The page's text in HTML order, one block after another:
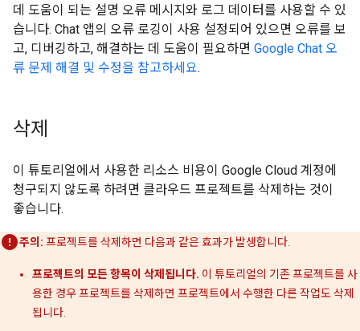
데 도움이 되는 설명 오류 메시지와 로그 데이터를 사용할 수 있
습니다. Chat 앱의 오류 로깅이 사용 설정되어 있으면 오류를 보
고, 디버깅하고, 해결하는 데 도움이 필요하면 Google Chat 오
류 문제 해결 및 수정을 참고하세요.
삭제
이 튜토리얼에서 사용한 리소스 비용이 Google Cloud 계정에
청구되지 않도록 하려면 클라우드 프로젝트를 삭제하는 것이
좋습니다.
주의: 프로젝트를 삭제하면 다음과 같은 효과가 발생합니다.
프로젝트의 모든 항목이 삭제됩니다. 이 튜토리얼의 기존 프로젝트를 사
용한 경우 프로젝트를 삭제하면 프로젝트에서 수행한 다른 작업도 삭제
됩니다.